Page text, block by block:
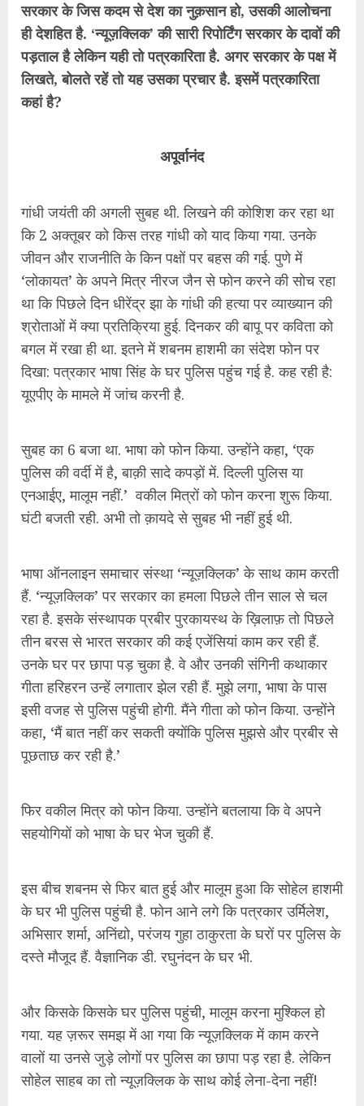
सरकार के जिस कदम से देश का नुक़सान हो, उसकी आलोचना
ही देशहित है. ‘न्यूज़क्लिक’ की सारी रिपोर्टिंग सरकार के दावों की
पड़ताल है लेकिन यही तो पत्रकारिता है. अगर सरकार के पक्ष में
लिखते, बोलते रहें तो यह उसका प्रचार है. इसमें पत्रकारिता
कहां है?
अपूर्वानंद
गांधी जयंती की अगली सुबह थी. लिखने की कोशिश कर रहा था
कि 2 अक्तूबर को किस तरह गांधी को याद किया गया. उनके
जीवन और राजनीति के किन पक्षों पर बहस की गई. पुणे में
‘लोकायत’ के अपने मित्र नीरज जैन से फोन करने की सोच रहा
था कि पिछले दिन धीरेंद्र झा के गांधी की हत्या पर व्याख्यान की
श्रोताओं में क्या प्रतिक्रिया हुई. दिनकर की बापू पर कविता को
बगल में रखा ही था. इतने में शबनम हाशमी का संदेश फोन पर
दिखा: पत्रकार भाषा सिंह के घर पुलिस पहुंच गई है. कह रही है:
यूएपीए के मामले में जांच करनी है.
सुबह का 6 बजा था. भाषा को फोन किया. उन्होंने कहा, ‘एक
पुलिस की वर्दी में है, बाक़ी सादे कपड़ों में. दिल्ली पुलिस या
एनआईए, मालूम नहीं.’ वकील मित्रों को फोन करना शुरू किया.
घंटी बजती रही. अभी तो क़ायदे से सुबह भी नहीं हुई थी.
भाषा ऑनलाइन समाचार संस्था ‘न्यूज़क्लिक’ के साथ काम करती
हैं. ‘न्यूज़क्लिक’ पर सरकार का हमला पिछले तीन साल से चल
रहा है. इसके संस्थापक प्रबीर पुरकायस्थ के ख़िलाफ़ तो पिछले
तीन बरस से भारत सरकार की कई एजेंसियां काम कर रही हैं.
उनके घर पर छापा पड़ चुका है. वे और उनकी संगिनी कथाकार
गीता हरिहरन उन्हें लगातार झेल रही हैं. मुझे लगा, भाषा के पास
इसी वजह से पुलिस पहुंची होगी. मैंने गीता को फोन किया. उन्होंने
कहा, ‘मैं बात नहीं कर सकती क्योंकि पुलिस मुझसे और प्रबीर से
पूछताछ कर रही है.’
फिर वकील मित्र को फोन किया. उन्होंने बतलाया कि वे अपने
सहयोगियों को भाषा के घर भेज चुकी हैं.
इस बीच शबनम से फिर बात हुई और मालूम हुआ कि सोहेल हाशमी
के घर भी पुलिस पहुंची है. फोन आने लगे कि पत्रकार उर्मिलेश,
अभिसार शर्मा, अनिंद्यो, परंजय गुहा ठाकुरता के घरों पर पुलिस के
दस्ते मौजूद हैं. वैज्ञानिक डी. रघुनंदन के घर भी.
और किसके किसके घर पुलिस पहुंची, मालूम करना मुश्किल हो
गया. यह ज़रूर समझ में आ गया कि न्यूज़क्लिक में काम करने
वालों या उनसे जुड़े लोगों पर पुलिस का छापा पड़ रहा है. लेकिन
सोहेल साहब का तो न्यूज़क्लिक के साथ कोई लेना-देना नहीं!